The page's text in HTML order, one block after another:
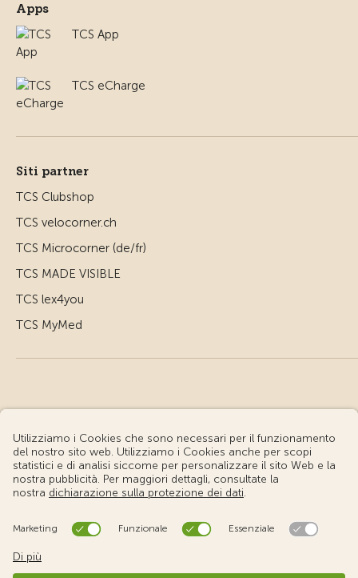
Apps
TCS App
TCS eCharge
Siti partner
TCS Clubshop
TCS velocorner.ch
TCS Microcorner (de/fr)
TCS MADE VISIBLE
TCS lex4you
TCS MyMed
© Touring Club Svizzero
Condizioni d'uso – Informazioni giuridiche
Impostazione cookie